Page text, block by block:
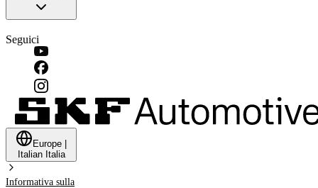
Seguici
Europe
Italian Italia
Informativa sulla